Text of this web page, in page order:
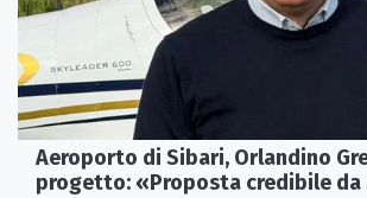
Aeroporto di Sibari, Orlandino
progetto: «Proposta credibile